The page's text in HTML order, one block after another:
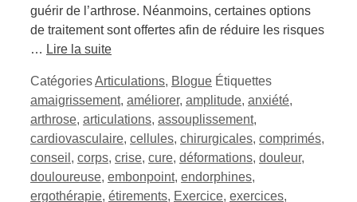
guérir de l’arthrose. Néanmoins, certaines options
de traitement sont offertes afin de réduire les risques
… Lire la suite
CatégoriesArticulations, Blogue Étiquettes
amaigrissement, améliorer, amplitude, anxiété,
arthrose, articulations, assouplissement,
cardiovasculaire, cellules, chirurgicales, comprimés,
conseil , corps, crise, cure, déformations, douleur,
douloureuse, embonpoint, endorphines,
ergothérapie, étirements, Exercice, exercices,